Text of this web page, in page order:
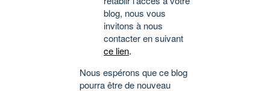
blog, nous vous
invitons à nous
contacter en suivant
ce lien.
Nous espérons que ce blog
pourra être de nouveau